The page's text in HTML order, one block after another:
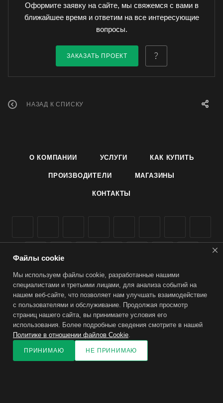
Оформите заявку на сайте, мы свяжемся с вами в
ближайшее время и ответим на все интересующие
вопросы.
ЗАКАЗАТЬ ПРОЕКТ
НАЗАД К СПИСКУ
О КОМПАНИИ УСЛУГИ КАК КУПИТЬ
ПРОИЗВОДИТЕЛИ МАГАЗИНЫ
КОНТАКТЫ
+7 985 056-35-36
zakaz@torwin.su
г. Симферополь, ул. Крылова 155
ПОДПИСАТЬСЯ НА РАССЫЛКУ
Файлы cookie
Мы используем файлы cookie, разработанные нашими
специалистами и третьими лицами, для анализа событий на
нашем веб-сайте, что позволяет нам улучшать взаимодействие
с пользователями и обслуживание. Продолжая просмотр
страниц нашего сайта, вы принимаете условия его
использования. Более подробные сведения смотрите в нашей
Политике в отношении файлов Cookie.
ПРИНИМАЮ НЕ ПРИНИМАЮ